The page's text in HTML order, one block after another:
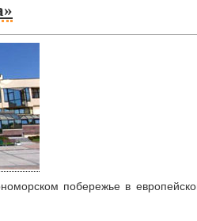
побережье в